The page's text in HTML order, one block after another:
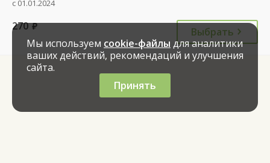
с 01.01.2024
270 руб.
Выбрать
Мы используем cookie-файлы для аналитики
ваших действий, рекомендаций и улучшения
сайта.
Принять